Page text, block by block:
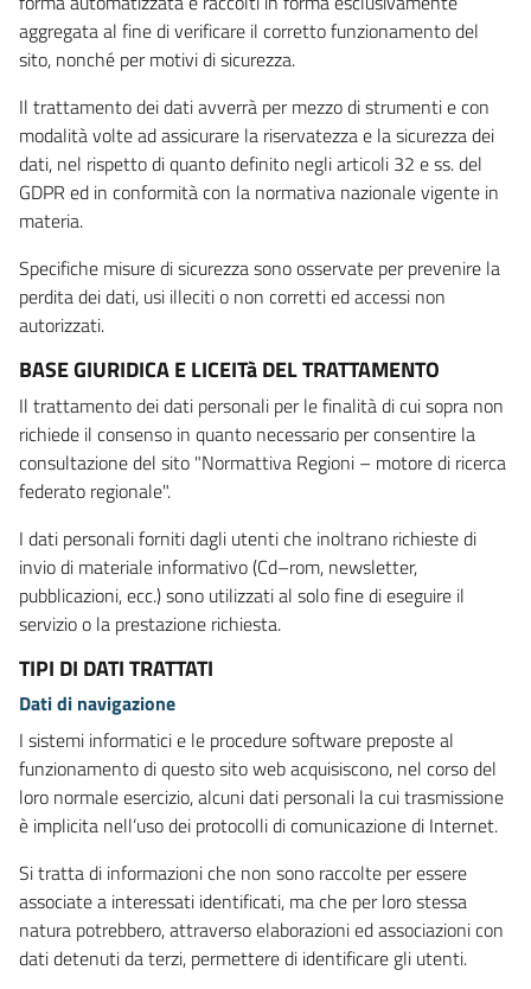
aggregata al fine di verificare il corretto funzionamento del
sito, nonché per motivi di sicurezza.
Il trattamento dei dati avverrà per mezzo di strumenti e con
modalità volte ad assicurare la riservatezza e la sicurezza dei
dati, nel rispetto di quanto definito negli articoli 32 e ss. del
GDPR ed in conformità con la normativa nazionale vigente in
materia.
Specifiche misure di sicurezza sono osservate per prevenire la
perdita dei dati, usi illeciti o non corretti ed accessi non
autorizzati.
BASE GIURIDICA E LICEITà DEL TRATTAMENTO
Il trattamento dei dati personali per le finalità di cui sopra non
richiede il consenso in quanto necessario per consentire la
consultazione del sito "Normattiva Regioni – motore di ricerca
federato regionale".
I dati personali forniti dagli utenti che inoltrano richieste di
invio di materiale informativo (Cd–rom, newsletter,
pubblicazioni, ecc.) sono utilizzati al solo fine di eseguire il
servizio o la prestazione richiesta.
TIPI DI DATI TRATTATI
Dati di navigazione
I sistemi informatici e le procedure software preposte al
funzionamento di questo sito web acquisiscono, nel corso del
loro normale esercizio, alcuni dati personali la cui trasmissione
è implicita nell’uso dei protocolli di comunicazione di Internet.
Si tratta di informazioni che non sono raccolte per essere
associate a interessati identificati, ma che per loro stessa
natura potrebbero, attraverso elaborazioni ed associazioni con
dati detenuti da terzi, permettere di identificare gli utenti.